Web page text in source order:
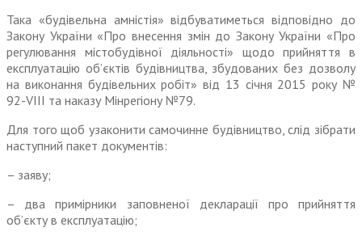
Така «будівельна амністія» відбуватиметься відповідно до
Закону України «Про внесення змін до Закону України «Про
регулювання містобудівної діяльності» щодо прийняття в
експлуатацію об’єктів будівництва, збудованих без дозволу
на виконання будівельних робіт» від 13 січня 2015 року №
92-VIII та наказу Мінрегіону №79.
Для того щоб узаконити самочинне будівництво, слід зібрати
наступний пакет документів:
– заяву;
– два примірники заповненої декларації про прийняття
об’єкту в експлуатацію;